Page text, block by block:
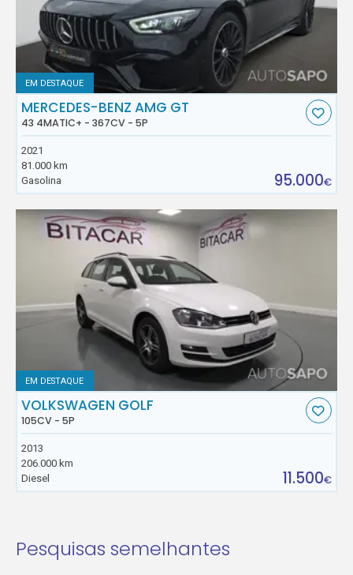
EM DESTAQUE
MERCEDES-BENZ AMG GT
43 4MATIC+ - 367CV - 5P
2021
81.000 km
Gasolina
95.000€
EM DESTAQUE
VOLKSWAGEN GOLF
105CV - 5P
2013
206.000 km
Diesel
11.500€
Pesquisas semelhantes